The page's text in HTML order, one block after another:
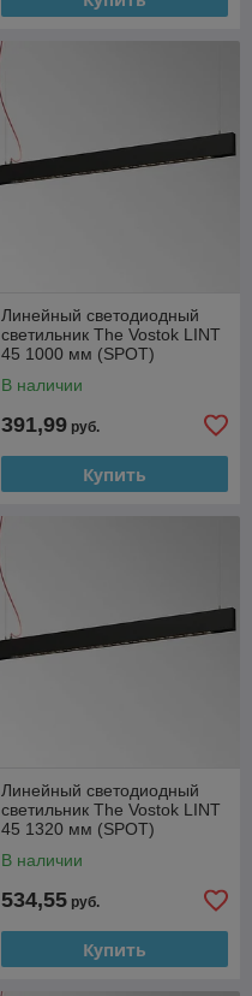
Линейный светодиодный
светильник The Vostok LINT
45 1000 мм (SPOT)
В наличии
391,99 руб.
Купить
Линейный светодиодный
светильник The Vostok LINT
45 1320 мм (SPOT)
В наличии
534,55 руб.
Купить